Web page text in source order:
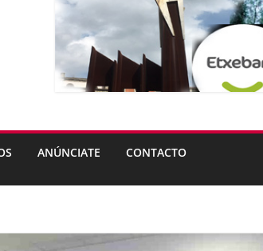
ya es
del
abren plazo
ANÚNCIATE CONTACTO